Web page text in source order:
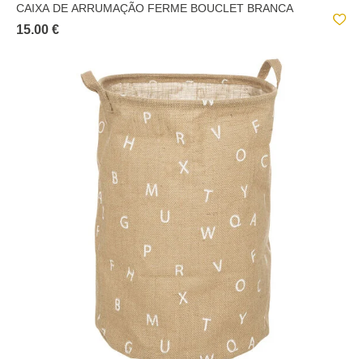
CAIXA DE ARRUMAÇÃO FERME BOUCLET BRANCA
15.00 €